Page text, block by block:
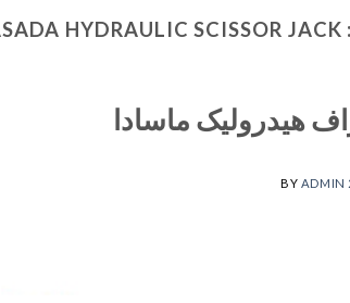
HYDRAULIC SCISSOR JACK
هیدرولیک ماسادا
BY ADMIN